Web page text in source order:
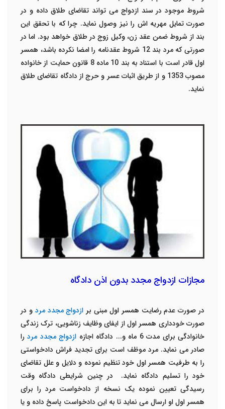
شروط موجود در سند ازدواج می تواند تقاضای طلاق داده و در
صورت تمایل مهریه اش را نیز وصول نماید. چرا که با تحقق این
بند از شروط ضمن عقد زن، وکیل زوج در طلاق خواهد بود. اما در
صورتی که مرد بند 12 شروط عقدنامه را امضا نکرده باشد، همسر
اول قادر است با استناد به بند 10 ماده 8 قانون حمایت از خانواده
مصوب 1353 و از طریق اثبات عسر و حرج از دادگاه تقاضای طلاق
نماید.
مجازات ازدواج مجدد بدون اذن دادگاه
در صورت عدم رضایت همسر اول مبنی برازدواج مجدد مردو در
صورت خودداری همسر اول از ایفای وظایف زناشویی، ترک زندگی
خانوادگی برای مدت 6 ماه و... دادگاه اجازه
ازدواج مجدد مردرا
صادر می نماید. مرد موظف است برای تجدید فراش دادخواستی
را به طرفیت همسر اول خود تنظیم نموده و دلایل و علل تقاضای
خود را تسلیم دادگاه نماید.
در چنین شرایطی دادگاه وقت
رسیدگی تعیین نموده یک نسخه از دادخواست مرد را برای
همسر اول او ارسال می نماید تا به این دادخواست پاسخ داده و یا